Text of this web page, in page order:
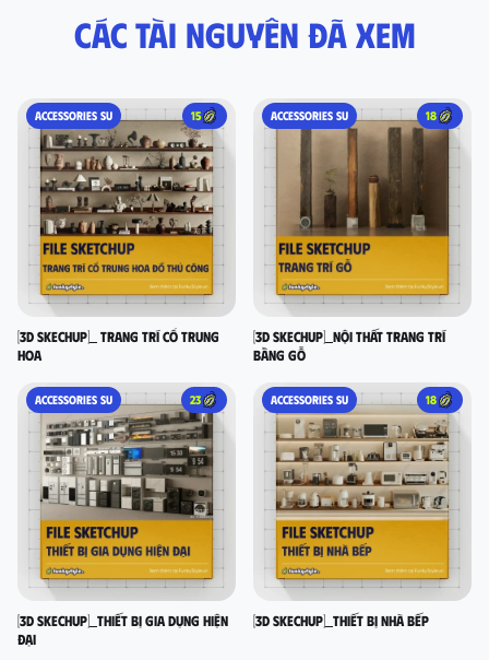
Các tài nguyên đã xem
ACCESSORIES SU 15
[3D SKECHUP]_ Trang trí cổ Trung
Hoa
ACCESSORIES SU 18
[3D SKECHUP]_Nội thất trang trí
bằng gỗ
ACCESSORIES SU 23
[3D SKECHUP]_Thiết bị gia dụng hiện
đại
ACCESSORIES SU 18
[3D SKECHUP]_Thiết bị nhà bếp